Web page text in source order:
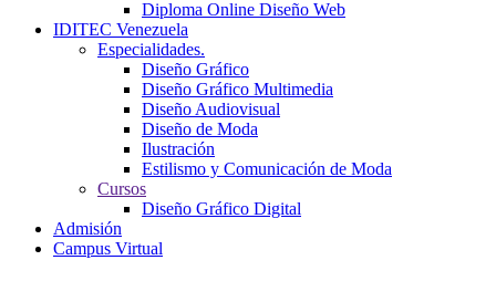
Diploma Online Diseño Web
IDITEC Venezuela
Especialidades.
Diseño Gráfico
Diseño Gráfico Multimedia
Diseño Audiovisual
Diseño de Moda
Ilustración
Estilismo y Comunicación de Moda
Cursos
Diseño Gráfico Digital
Admisión
Campus Virtual